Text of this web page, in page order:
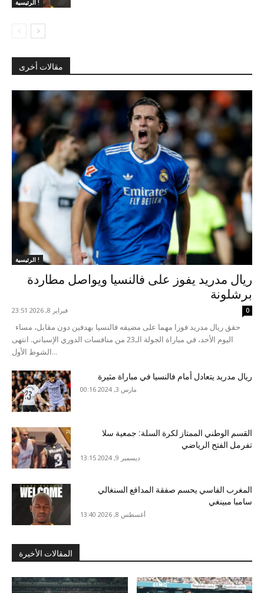
الرئيسية !
مقالات أخرى
الرئيسية !
ريال مدريد يفوز على فالنسيا ويواصل مطاردة
برشلونة
فبراير 8, 2026 23:51 0
اليوم الأحد، في مباراة الجولة الـ23 من منافسات الدوري الإسباني. انتهى
الشوط الأول...
ريال مدريد يتعادل أمام فالنسيا في مباراة مثيرة
مارس 3, 2024 00:16
القسم الوطني الممتاز لكرة السلة: جمعية سلا
تفرمل الفتح الرياضي
ديسمبر 9, 2024 13:15
المغرب الفاسي يحسم صفقة المدافع السنغالي
سامبا مبينغي
أغسطس 8, 2026 13:40
المقالات الأخيرة